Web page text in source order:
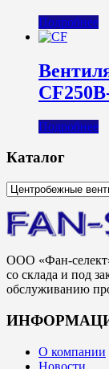
Подробнее
Подробнее
Каталог
ООО «Фан-
со склада и под
обслуживанию
О компании
Новости